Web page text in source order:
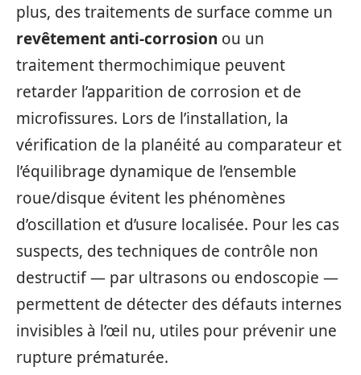
plus, des traitements de surface comme un
revêtement anti-corrosion ou un
traitement thermochimique peuvent
retarder l’apparition de corrosion et de
microfissures. Lors de l’installation, la
vérification de la planéité au comparateur et
l’équilibrage dynamique de l’ensemble
roue/disque évitent les phénomènes
d’oscillation et d’usure localisée. Pour les cas
suspects, des techniques de contrôle non
destructif — par ultrasons ou endoscopie —
permettent de détecter des défauts internes
invisibles à l’œil nu, utiles pour prévenir une
rupture prématurée.